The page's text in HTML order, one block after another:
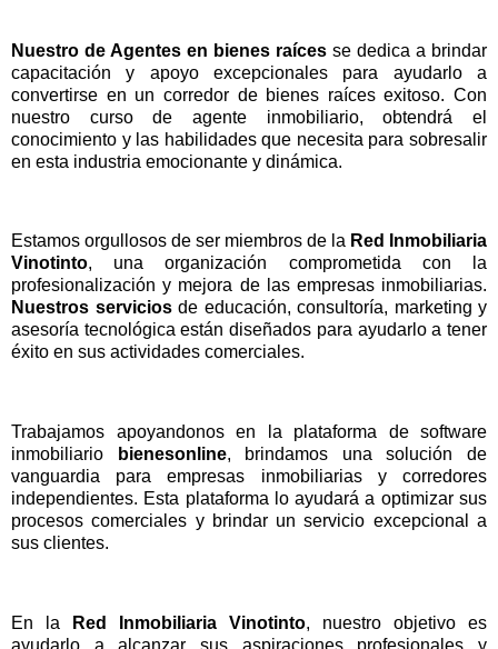
Nuestro de Agentes en bienes raíces se dedica a brindar
capacitación y apoyo excepcionales para ayudarlo a
convertirse en un corredor de bienes raíces exitoso. Con
nuestro curso de agente inmobiliario, obtendrá el
conocimiento y las habilidades que necesita para sobresalir
en esta industria emocionante y dinámica.
Estamos orgullosos de ser miembros de la Red Inmobiliaria
Vinotinto, una organización comprometida con la
profesionalización y mejora de las empresas inmobiliarias.
Nuestros serviciosde educación, consultoría, marketing y
asesoría tecnológica están diseñados para ayudarlo a tener
éxito en sus actividades comerciales.
Trabajamos apoyandonos en la plataforma de software
inmobiliario
bienesonline, brindamos una solución de
vanguardia para empresas inmobiliarias y corredores
independientes. Esta plataforma lo ayudará a optimizar sus
procesos comerciales y brindar un servicio excepcional a
sus clientes.
En la Red Inmobiliaria Vinotinto, nuestro objetivo es
ayudarlo a alcanzar sus aspiraciones profesionales y